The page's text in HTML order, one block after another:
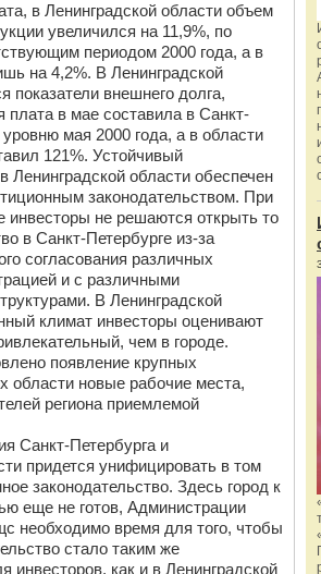
в Ленинградской области объем
увеличился на 11,9%, по
периодом 2000 года, а в
на 4,2%. В Ленинградской
показатели внешнего долга,
плата в мае составила в Санкт-
уровню мая 2000 года, а в области
121%. Устойчивый
Ленинградской области обеспечен
законодательством. При
инвесторы не решаются открыть то
в Санкт-Петербурге из-за
согласования различных
и с различными
В Ленинградской
климат инвесторы оценивают
чем в городе.
появление крупных
области новые рабочие места,
региона приемлемой
Санкт-Петербурга и
придется унифицировать в том
законодательство. Здесь город к
еще не готов, Администрации
необходимо время для того, чтобы
стало таким же
инвесторов, как и в Ленинградской